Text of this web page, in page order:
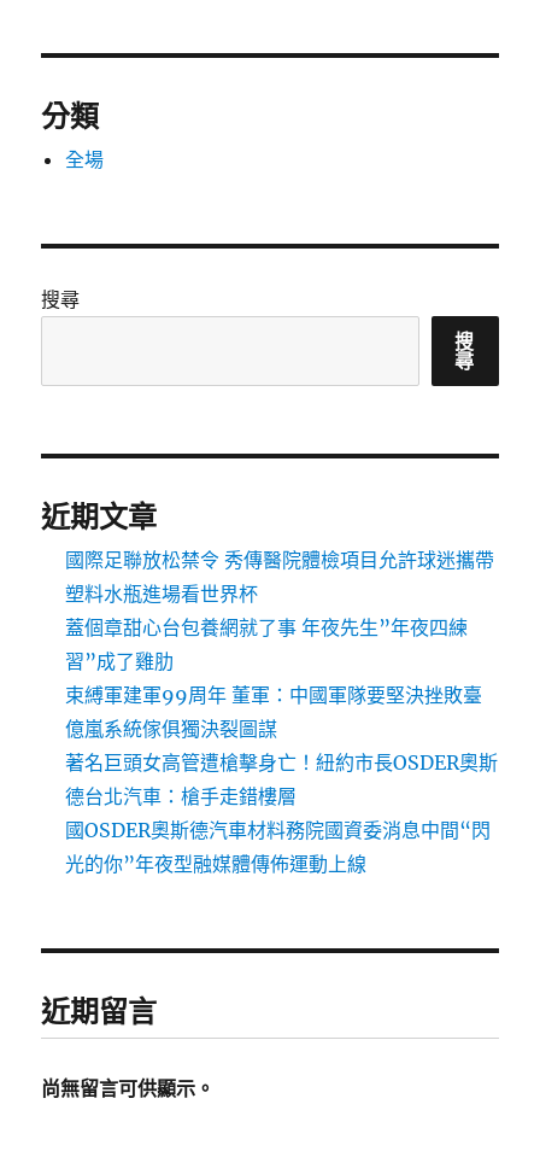
分類
全場
搜尋
搜
尋
近期文章
國際足聯放松禁令 秀傳醫院體檢項目允許球迷攜帶
塑料水瓶進場看世界杯
蓋個章甜心台包養網就了事 年夜先生”年夜四練
習”成了雞肋
束縛軍建軍99周年 董軍：中國軍隊要堅決挫敗臺
億嵐系統傢俱獨決裂圖謀
著名巨頭女高管遭槍擊身亡！紐約市長OSDER奧斯
德台北汽車：槍手走錯樓層
國OSDER奧斯德汽車材料務院國資委消息中間“閃
光的你”年夜型融媒體傳佈運動上線
近期留言
尚無留言可供顯示。